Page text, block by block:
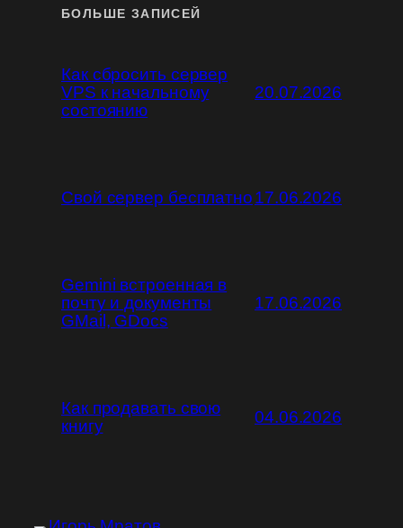
БОЛЬШЕ ЗАПИСЕЙ
Как сбросить сервер
VPS к начальному
состоянию
20.07.2026
Свой сервер бесплатно17.06.2026
Gemini встроенная в
почту и документы
GMail, GDocs
17.06.2026
Как продавать свою
книгу
04.06.2026